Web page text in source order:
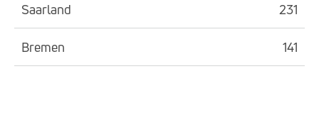
Saarland 231
Bremen 141